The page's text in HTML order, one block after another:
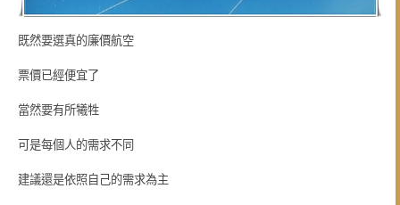
既然要選真的廉價航空
票價已經便宜了
當然要有所犧牲
可是每個人的需求不同
建議還是依照自己的需求為主